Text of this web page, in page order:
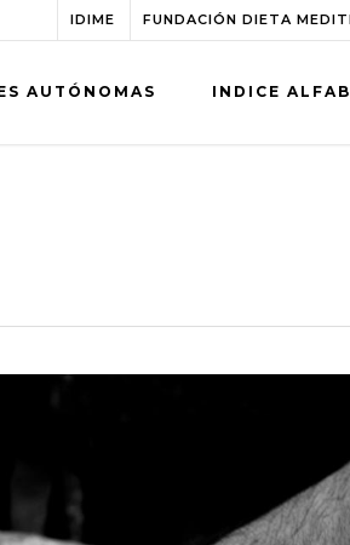
IDIME FUNDACIÓN DIETA
AUTÓNOMAS INDICE